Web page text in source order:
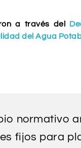
a través del
del Agua
normativo
fijos para